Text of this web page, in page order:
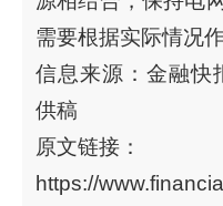
需要根据实际情况
信息来源：金融快
供稿
原文链接：
https://